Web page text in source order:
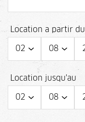
Location a partir du
Location jusqu'au